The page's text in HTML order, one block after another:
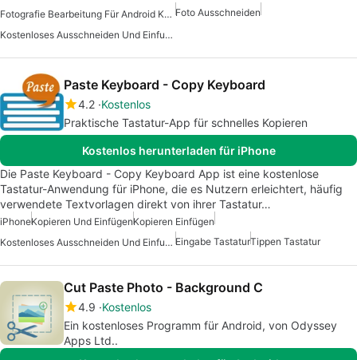
Fotografie Bearbeitung Für Android Kostenlos Foto Ausschneiden
Kostenloses Ausschneiden Und Einfuegen
Paste Keyboard - Copy Keyboard
4.2 Kostenlos
Praktische Tastatur-App für schnelles Kopieren
Kostenlos herunterladen für iPhone
Die Paste Keyboard - Copy Keyboard App ist eine kostenlose
Tastatur-Anwendung für iPhone, die es Nutzern erleichtert, häufig
verwendete Textvorlagen direkt von ihrer Tastatur…
iPhoneKopieren Und EinfügenKopieren Einfügen
Kostenloses Ausschneiden Und Einfuegen Eingabe TastaturTippen Tastatur
Cut Paste Photo - Background C
4.9 Kostenlos
Ein kostenloses Programm für Android, von Odyssey
Apps Ltd..